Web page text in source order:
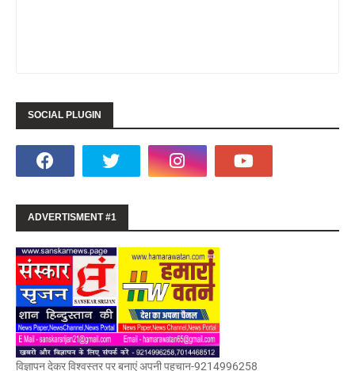
SOCIAL PLUGIN
ADVERTISMENT #1
विज्ञापन देकर विश्वस्तर पर बनाएं अपनी पहचान-9214996258